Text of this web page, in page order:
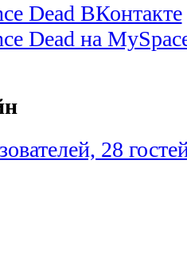
Dead ВКонтакте
Dead на
28